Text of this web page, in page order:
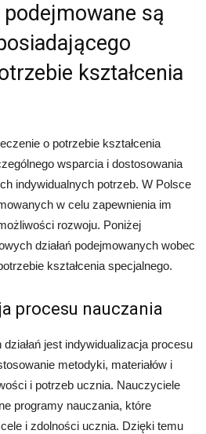
podejmowane są
kształcenia
o potrzebie kształcenia
wsparcia i dostosowania
indywidualnych potrzeb. W Polsce
w celu zapewnienia im
rozwoju. Poniżej
działań podejmowanych wobec
kształcenia specjalnego.
procesu nauczania
jest indywidualizacja procesu
metodyki, materiałów i
i potrzeb ucznia. Nauczyciele
programy nauczania, które
i zdolności ucznia. Dzięki temu